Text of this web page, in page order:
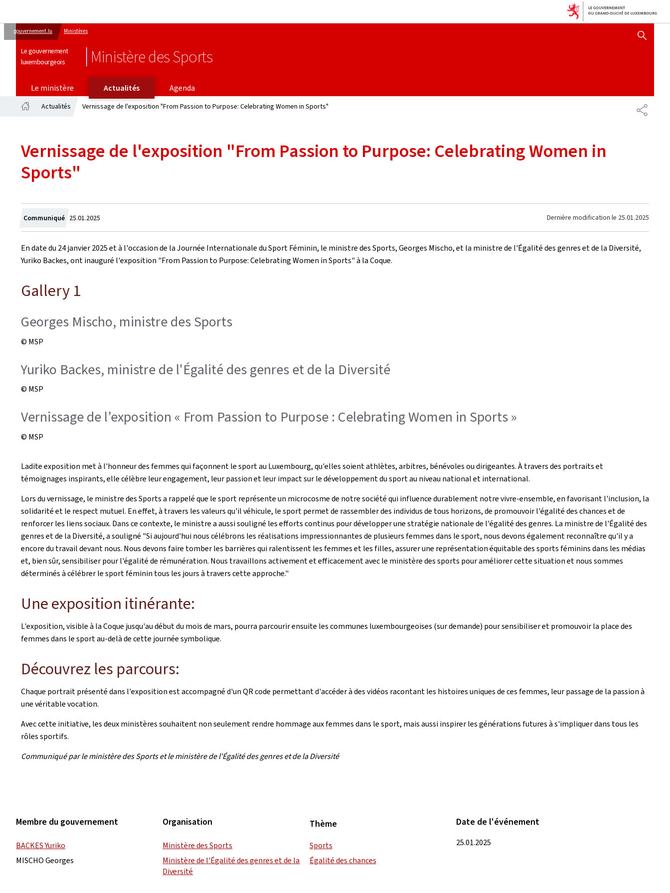
gouvernement.lu Ministères
Le gouvernement
luxembourgeois
Ministère des Sports
AFFICHER / MASQUER
Le ministère Actualités
Agenda
Actualités Vernissage de l'exposition "From Passion to Purpose: Celebrating Women in Sports"
Vernissage de l'exposition "From Passion to Purpose: Celebrating Women in
Sports"
Communiqué Crée
le
25.01.2025 Dernière modification le 25.01.2025
En date du 24 janvier 2025 et à l'occasion de la Journée Internationale du Sport Féminin, le ministre des Sports, Georges Mischo, et la ministre de l'Égalité des genres et de la Diversité,
Yuriko Backes, ont inauguré l'exposition "From Passion to Purpose: Celebrating Women in Sports" à la Coque.
Gallery 1
Georges Mischo, ministre des Sports
© MSP
Yuriko Backes, ministre de l'Égalité des genres et de la Diversité
© MSP
Vernissage de l’exposition « From Passion to Purpose : Celebrating Women in Sports »
© MSP
Ladite exposition met à l'honneur des femmes qui façonnent le sport au Luxembourg, qu'elles soient athlètes, arbitres, bénévoles ou dirigeantes. À travers des portraits et
témoignages inspirants, elle célèbre leur engagement, leur passion et leur impact sur le développement du sport au niveau national et international.
Lors du vernissage, le ministre des Sports a rappelé que le sport représente un microcosme de notre société qui influence durablement notre vivre-ensemble, en favorisant l'inclusion, la
solidarité et le respect mutuel. En effet, à travers les valeurs qu'il véhicule, le sport permet de rassembler des individus de tous horizons, de promouvoir l'égalité des chances et de
renforcer les liens sociaux. Dans ce contexte, le ministre a aussi souligné les efforts continus pour développer une stratégie nationale de l'égalité des genres. La ministre de l'Égalité des
genres et de la Diversité, a souligné "Si aujourd'hui nous célébrons les réalisations impressionnantes de plusieurs femmes dans le sport, nous devons également reconnaître qu'il y a
encore du travail devant nous. Nous devons faire tomber les barrières qui ralentissent les femmes et les filles, assurer une représentation équitable des sports féminins dans les médias
et, bien sûr, sensibiliser pour l'égalité de rémunération. Nous travaillons activement et efficacement avec le ministère des sports pour améliorer cette situation et nous sommes
déterminés à célébrer le sport féminin tous les jours à travers cette approche."
Une exposition itinérante:
L'exposition, visible à la Coque jusqu'au début du mois de mars, pourra parcourir ensuite les communes luxembourgeoises (sur demande) pour sensibiliser et promouvoir la place des
femmes dans le sport au-delà de cette journée symbolique.
Découvrez les parcours:
Chaque portrait présenté dans l'exposition est accompagné d'un QR code permettant d'accéder à des vidéos racontant les histoires uniques de ces femmes, leur passage de la passion à
une véritable vocation.
Avec cette initiative, les deux ministères souhaitent non seulement rendre hommage aux femmes dans le sport, mais aussi inspirer les générations futures à s'impliquer dans tous les
rôles sportifs.
Communiqué par le ministère des Sports et le ministère de l'Égalité des genres et de la Diversité
Membre du gouvernement
BACKES Yuriko
MISCHO Georges
Organisation
Ministère des Sports
Ministère de l'Égalité des genres et de la
Diversité
Thème
Sports
Égalité des chances
Date de l'événement
25.01.2025